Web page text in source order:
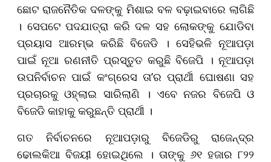
ଛୋଟ ରାଜନୈତିକ ଦଳଙ୍କୁ ମିଶାଇ ବଳ ବଢ଼ାଇବାରେ ଲାଗିଛି
। ସେପଟେ ପଦଯାତ୍ରା କରି ଦଳ ସହ ଲୋକଙ୍କୁ ଯୋଡିବା
ପ୍ରୟାସ ଆରମ୍ଭ କରିଛି ବିଜେଡି । ସେହିଭଳି ନୂଆପଡ଼ା
ପାଇଁ ନୂଆ ରଣନୀତି ପ୍ରସ୍ତୁତ କରୁଛି ବିଜେପି । ନୂଆପଡ଼ା
ଉପନିର୍ବାଚନ ପାଇଁ କଂଗ୍ରେସ ତା’ର ପ୍ରାର୍ଥୀ ଘୋଷଣା ସହ
ପ୍ରଚାରକୁ ଓହ୍ଲାଇ ସାରିଲାଣି । ଏବେ ନଜର ବିଜେପି ଓ
ବିଜେଡି କାହାକୁ କରୁଛନ୍ତି ପ୍ରାର୍ଥୀ । ​​​​​​​
ଗତ ନିର୍ବାଚନରେ ନୂଆପଡ଼ାରୁ ବିଜେଡିରୁ ରାଜେନ୍ଦ୍ର
ଢୋଲକିଆ ବିଜୟୀ ହୋଇଥିଲେ । ତାଙ୍କୁ ୬୧ ହଜାର ୮୨୨